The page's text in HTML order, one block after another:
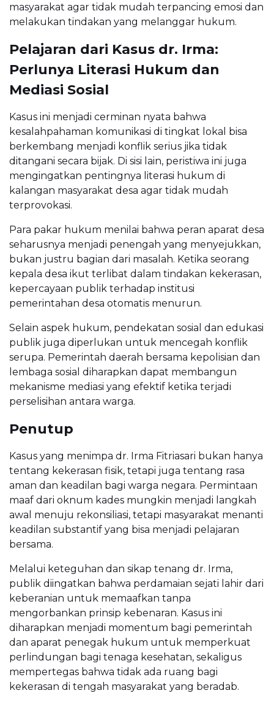
masyarakat agar tidak mudah terpancing emosi dan
melakukan tindakan yang melanggar hukum.
Pelajaran dari Kasus dr. Irma:
Perlunya Literasi Hukum dan
Mediasi Sosial
Kasus ini menjadi cerminan nyata bahwa
kesalahpahaman komunikasi di tingkat lokal bisa
berkembang menjadi konflik serius jika tidak
ditangani secara bijak. Di sisi lain, peristiwa ini juga
mengingatkan pentingnya literasi hukum di
kalangan masyarakat desa agar tidak mudah
terprovokasi.
Para pakar hukum menilai bahwa peran aparat desa
seharusnya menjadi penengah yang menyejukkan,
bukan justru bagian dari masalah. Ketika seorang
kepala desa ikut terlibat dalam tindakan kekerasan,
kepercayaan publik terhadap institusi
pemerintahan desa otomatis menurun.
Selain aspek hukum, pendekatan sosial dan edukasi
publik juga diperlukan untuk mencegah konflik
serupa. Pemerintah daerah bersama kepolisian dan
lembaga sosial diharapkan dapat membangun
mekanisme mediasi yang efektif ketika terjadi
perselisihan antara warga.
Penutup
Kasus yang menimpa dr. Irma Fitriasari bukan hanya
tentang kekerasan fisik, tetapi juga tentang rasa
aman dan keadilan bagi warga negara. Permintaan
maaf dari oknum kades mungkin menjadi langkah
awal menuju rekonsiliasi, tetapi masyarakat menanti
keadilan substantif yang bisa menjadi pelajaran
bersama.
Melalui keteguhan dan sikap tenang dr. Irma,
publik diingatkan bahwa perdamaian sejati lahir dari
keberanian untuk memaafkan tanpa
mengorbankan prinsip kebenaran. Kasus ini
diharapkan menjadi momentum bagi pemerintah
dan aparat penegak hukum untuk memperkuat
perlindungan bagi tenaga kesehatan, sekaligus
mempertegas bahwa tidak ada ruang bagi
kekerasan di tengah masyarakat yang beradab.